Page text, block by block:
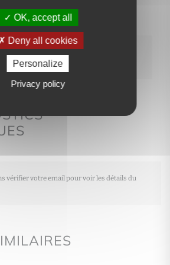
bien vendu
vérifier votre email pour voir les détails du
OK, accept all
Deny all cookies
Personalize
Privacy policy